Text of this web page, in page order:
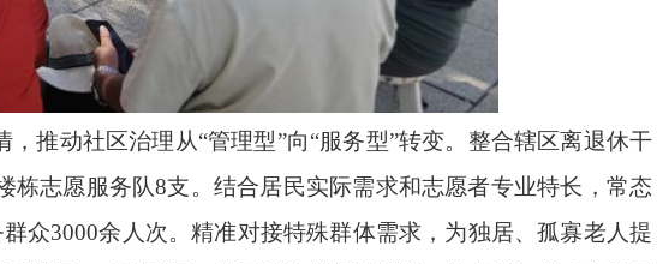
推动社区治理从“管理型”向“服务型”转变。整合辖区离退休干
志愿服务队8支。结合居民实际需求和志愿者专业特长，常态
众3000余人次。精准对接特殊群体需求，为独居、孤寡老人提